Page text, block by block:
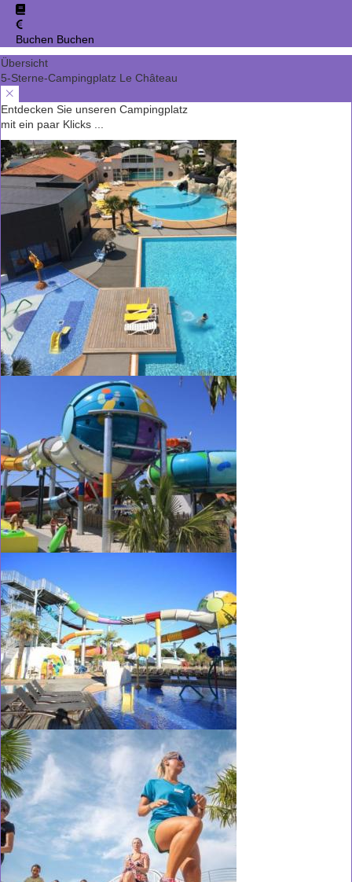
Buchen Buchen
Übersicht
5-Sterne-Campingplatz Le Château
Entdecken Sie unseren Campingplatz
mit ein paar Klicks ...